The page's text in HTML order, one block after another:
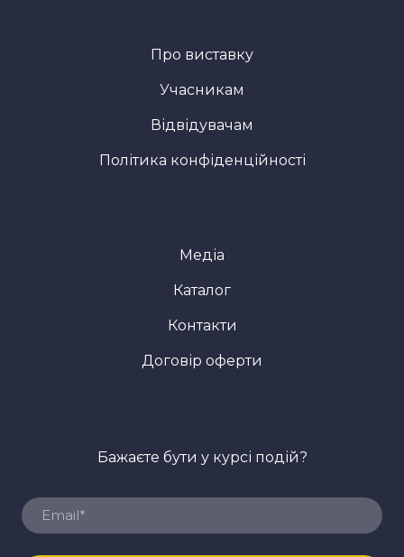
Про виставку
Учасникам
Відвідувачам
Політика конфіденційності
Медіа
Каталог
Контакти
Договір оферти
Бажаєте бути у курсі подій?